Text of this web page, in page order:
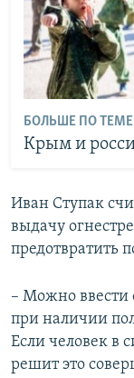
БОЛЬШЕ ПО
Крым и
​Иван Ступак
выдачу
предотвратить
– Можно ввести
при наличии
Если человек в
решит это